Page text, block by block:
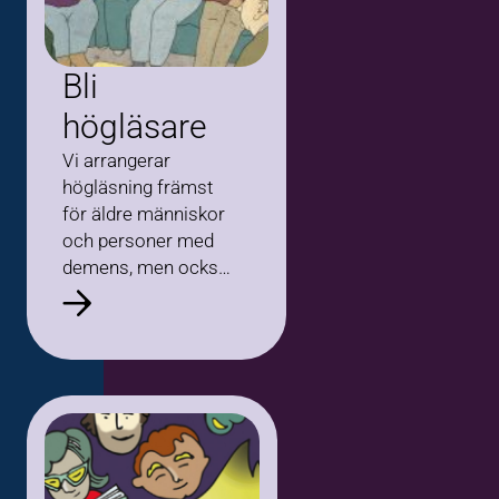
Bli
högläsare
Vi arrangerar
högläsning främst
för äldre människor
och personer med
demens, men också
för personer med
svenska som
funktionsvariationer.
Tycker du om att
uttrycka dig, läsa
högt…